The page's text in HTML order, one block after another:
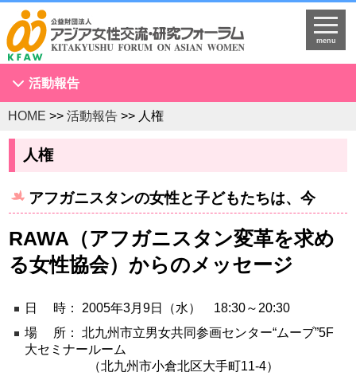
menu
活動報告
アジア女性会議
NGOセミナー
KFAWアジア研究者ネットワーク開催セミナー
スタディツアー
国連
調査・研究
プログラム開発
国際研修
HOME >> 活動報告 >> 人権
人権
アフガニスタンの女性と子どもたちは、今
RAWA（アフガニスタン変革を求め
る女性協会）からのメッセージ
日 時： 2005年3月9日（水） 18:30～20:30
場 所： 北九州市立男女共同参画センター“ムーブ”5F
大セミナールーム
（北九州市小倉北区大手町11-4）